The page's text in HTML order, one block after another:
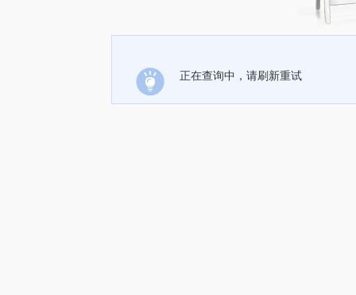
正在查询中，请刷新重试